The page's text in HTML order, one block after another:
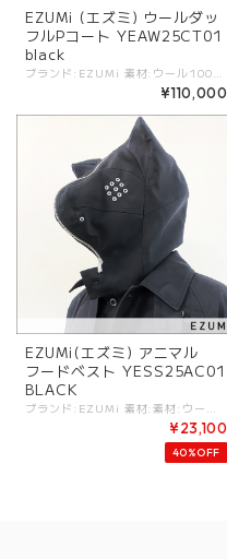
EZUMi (エズミ) ウールダッ
フルPコート YEAW25CT01
black
¥110,000
EZUMi(エズミ) アニマル
フードベスト YESS25AC01
BLACK
ブランド:EZUMi 素材:素材:ウール98%,ポリウレタン2%. (ライナー) コットン100%. ※手洗い不可/アイロンは低温(120度)まで. カラー:BLACK サイズ:サイズ:[F].肩幅:44cm/着丈:37cm/ - 「アニマルフードベスト」 ユニークなデザインが最大の特徴のアニマルフードベスト。 25SSコレクションのテーマ『風刺的なエレガンス』『真面目にふざける』を見事に体現したユーモアと洗練を兼ね備えたアイテムです。 フードのファスナーを閉めるとリアルな犬の形になり、遊び心溢れるアクセントをプラスします。 ファスナーを開けると、ミリタリー風のフードに変わり、シーンや気分に応じて異なるスタイルを楽しめます。 デニム、スーツ、ブレザーの3色展開で、幅広いコーディネートにマッチ。 さらに、コレクション内の共地のジャケットやコートの下にレイヤードして着用することで、奥行きのあるスタイリングが可能です。 日常のスタイルにユーモアと個性を加えつつ、洗練されたエレガンスを持つ一着です。 #EZUMi #エズミ 【Satirical elegance】 今シーズンは [風刺的なエレガンス]をテーマに、 ユーモアとエレガンスを融合させたコレクションを展開。 このシーズンのインスピレーションは、コンテンポラリアートの巨匠であるTom Sachs, Maurizio Catelan そしてMarcel Duchmapの作品に由来します。 彼らの共通点として、既成概念への挑戦、ユーモアと風刺の要素、コンセプチュアルアートの精神、そして日常的なオブジェクトの再解釈が挙げられます。 これらの特徴をファッションデザインに取り入れることで、私たちは現代的なアイテムに新しい視点を加え、 挑戦的で洗練されたスタイルを提案しています。 この挑戦的なアプローチは、私たちのデザインにおいても、現代的なスタンダードアイテムのリサーチとそこからの再解釈という形で反映されています。 ユーモアと風刺：3人のアーティストは、ユーモアと風刺を通じて観客に新たな視点を提供することを得意としています。 Cattelanの風刺的な彫刻は、社会的・政治的テーマに対する鋭い批評を行い、SachsとDuchampも作品にユーモアを取り入れることで、観客に深いメッセージを伝えています。 この要素をファッションに取り入れ、日常の中で「ユーモア」を生み出すデザインを目指しています。 現代的なスタンダードアイテムのオリジンをリサーチし、シルエットやディテールに新たな視点を加えました。 クラシックなアイテムにユニークなカッティングやディテールを施し、予想外の驚きと遊び心をデザインに込めています。 日常にユーモアとエレガンスをもたらすスタイルを提案し、モダンで知的な女性像と今季はユニセックスアイテムにより男性像も描き出しています。 私たちのデザインが、ファッションの新たな可能性を切り開き、皆様の日常に彩りを加えることを願っています。 -EZUMi- ブランドコンセプト「理/LOGIC」 事象、現象、生活、社会、文化、環境の中にある理の中から焦点を絞り、その物、事、摂理、物理に対して考察、実験、研究をする中でデザインを行い、理由のあるデザイン、結果としての形色、質感を導きだす. - - - - 10A/W collection より「YASUTOSHI EZUMI」を発表。デザイナーである江角泰俊はロンドン、セントラルセントマーティンズ美術学校卒業。アレキサンダーマックイーン等コレクションブランドで経験を積む。 08年アクアスキュータムにてニットウェアデザイナーを務める。2017年より「CoSTUME NATIONAL」ウィメンズクリエイティブディレクター就任. 18A/Wよりブランド名を「EZUMi」とする. ※商品カラーは撮影時の光や閲覧環境によって、実際の商品と若干異なる場合がございます。 ※平置き採寸となりますので、多少の誤差が生じる場合がございます。 ※タグ記載の注意事項、洗濯表示を必ずお読みください。 ☆その他気になる点はお気軽にご連絡ください。
¥23,100
40%OFF